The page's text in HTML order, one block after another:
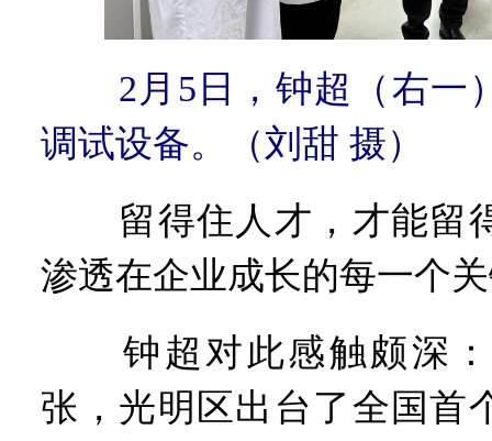
2月5日，钟超（右一
调试设备。（刘甜 摄）
留得住人才，才能留
渗透在企业成长的每一个
钟超对此感触颇深：
张，光明区出台了全国首